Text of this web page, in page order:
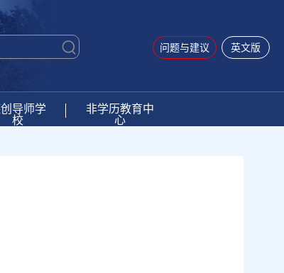
问题与建议 英文版
导师学
校
非学历教育中
心